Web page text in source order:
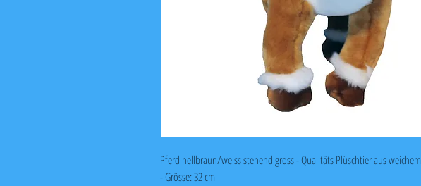
Pferd hellbraun/weiss stehend gross - Qualitäts Plüschtier aus
- Grösse: 32 cm